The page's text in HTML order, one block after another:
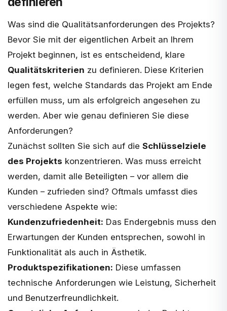
Was sind die Qualitätsanforderungen des Projekts?
Bevor Sie mit der eigentlichen Arbeit an Ihrem
Projekt beginnen, ist es entscheidend, klare
Qualitätskriterien zu definieren. Diese Kriterien
legen fest, welche Standards das Projekt am Ende
erfüllen muss, um als erfolgreich angesehen zu
werden. Aber wie genau definieren Sie diese
Anforderungen?
Zunächst sollten Sie sich auf die Schlüsselziele
des Projekts konzentrieren. Was muss erreicht
werden, damit alle Beteiligten – vor allem die
Kunden – zufrieden sind? Oftmals umfasst dies
verschiedene Aspekte wie:
Kundenzufriedenheit: Das Endergebnis muss den
Erwartungen der Kunden entsprechen, sowohl in
Funktionalität als auch in Ästhetik.
Produktspezifikationen: Diese umfassen
technische Anforderungen wie Leistung, Sicherheit
und Benutzerfreundlichkeit.